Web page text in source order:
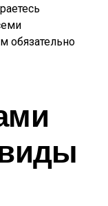
обязательно